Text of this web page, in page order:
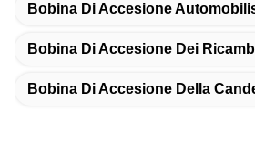
Bobina Di Accesione
Bobina Di Accesione Dei
Bobina Di Accesione Della